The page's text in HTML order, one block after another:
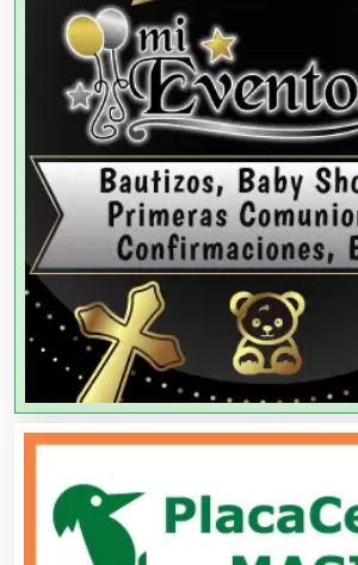
Agencias de Colocación
Agencias de Modelos
Agencias de Publicidad
Agencias de Viajes
Agricultores
Agricultura y Ganadería